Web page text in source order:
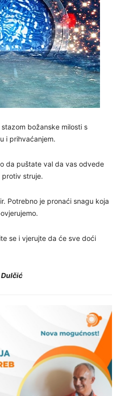
božanske milosti s
i prihvaćanjem.
da puštate val da vas odvede
protiv struje.
Potrebno je pronaći snagu koja
se i vjerujte da će sve doći
Dulčić